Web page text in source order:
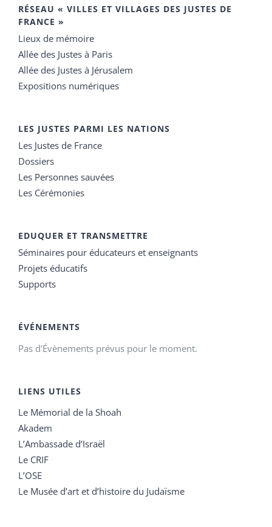
RÉSEAU « VILLES ET VILLAGES DES JUSTES DE
FRANCE »
Lieux de mémoire
Allée des Justes à Paris
Allée des Justes à Jérusalem
Expositions numériques
LES JUSTES PARMI LES NATIONS
Les Justes de France
Dossiers
Les Personnes sauvées
Les Cérémonies
EDUQUER ET TRANSMETTRE
Séminaires pour éducateurs et enseignants
Projets éducatifs
Supports
ÉVÉNEMENTS
Pas d'Évènements prévus pour le moment.
LIENS UTILES
Le Mémorial de la Shoah
Akadem
L’Ambassade d’Israël
Le CRIF
L’OSE
Le Musée d’art et d’histoire du Judaïsme